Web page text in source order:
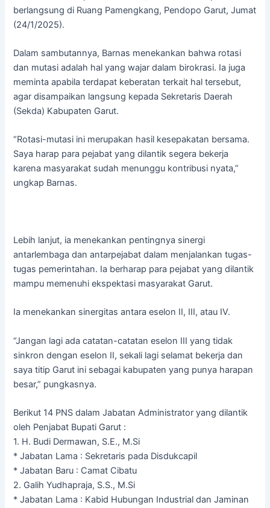
berlangsung di Ruang Pamengkang, Pendopo Garut, Jumat
(24/1/2025).
Dalam sambutannya, Barnas menekankan bahwa rotasi
dan mutasi adalah hal yang wajar dalam birokrasi. Ia juga
meminta apabila terdapat keberatan terkait hal tersebut,
agar disampaikan langsung kepada Sekretaris Daerah
(Sekda) Kabupaten Garut.
“Rotasi-mutasi ini merupakan hasil kesepakatan bersama.
Saya harap para pejabat yang dilantik segera bekerja
karena masyarakat sudah menunggu kontribusi nyata,”
ungkap Barnas.
Lebih lanjut, ia menekankan pentingnya sinergi
antarlembaga dan antarpejabat dalam menjalankan tugas-
tugas pemerintahan. Ia berharap para pejabat yang dilantik
mampu memenuhi ekspektasi masyarakat Garut.
Ia menekankan sinergitas antara eselon II, III, atau IV.
“Jangan lagi ada catatan-catatan eselon III yang tidak
sinkron dengan eselon II, sekali lagi selamat bekerja dan
saya titip Garut ini sebagai kabupaten yang punya harapan
besar,” pungkasnya.
Berikut 14 PNS dalam Jabatan Administrator yang dilantik
oleh Penjabat Bupati Garut :
1. H. Budi Dermawan, S.E., M.Si
* Jabatan Lama : Sekretaris pada Disdukcapil
* Jabatan Baru : Camat Cibatu
2. Galih Yudhapraja, S.S., M.Si
* Jabatan Lama : Kabid Hubungan Industrial dan Jaminan